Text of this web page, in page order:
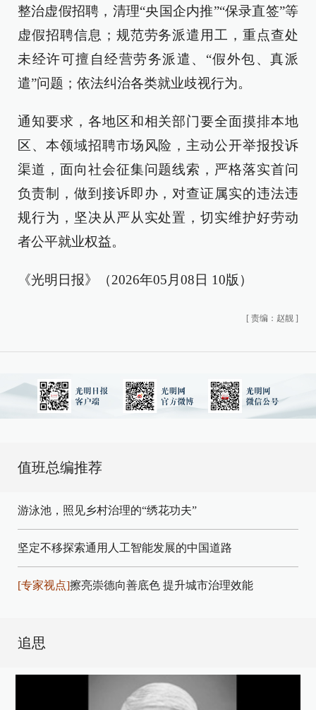
整治虚假招聘，清理“央国企内推”“保录直签”等
虚假招聘信息；规范劳务派遣用工，重点查处
未经许可擅自经营劳务派遣、“假外包、真派
遣”问题；依法纠治各类就业歧视行为。
通知要求，各地区和相关部门要全面摸排本地
区、本领域招聘市场风险，主动公开举报投诉
渠道，面向社会征集问题线索，严格落实首问
负责制，做到接诉即办，对查证属实的违法违
规行为，坚决从严从实处置，切实维护好劳动
者公平就业权益。
《光明日报》（2026年05月08日 10版）
[ 责编：赵靓 ]
值班总编推荐
游泳池，照见乡村治理的“绣花功夫”
坚定不移探索通用人工智能发展的中国道路
[专家视点]擦亮崇德向善底色 提升城市治理效能
追思